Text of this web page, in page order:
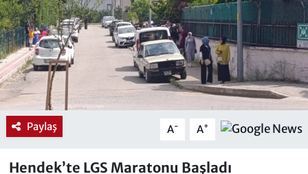
Paylaş A- A+
Hendek’te LGS Maratonu Başladı